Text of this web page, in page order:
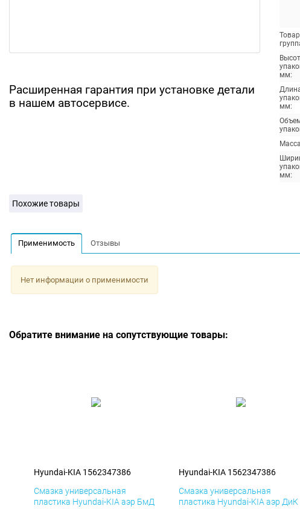
Расширенная гарантия при установке детали
в нашем автосервисе.
мм:
мм:
мм:
Похожие товары
Применимость Отзывы
Нет информации о применимости
Обратите внимание на сопутствующие товары:
Hyundai-KIA 1562347386
Смазка универсальная
пластика Hyundai-KIA аэр БмД
Hyundai-KIA 1562347386
Смазка универсальная
пластика Hyundai-KIA аэр ДиК